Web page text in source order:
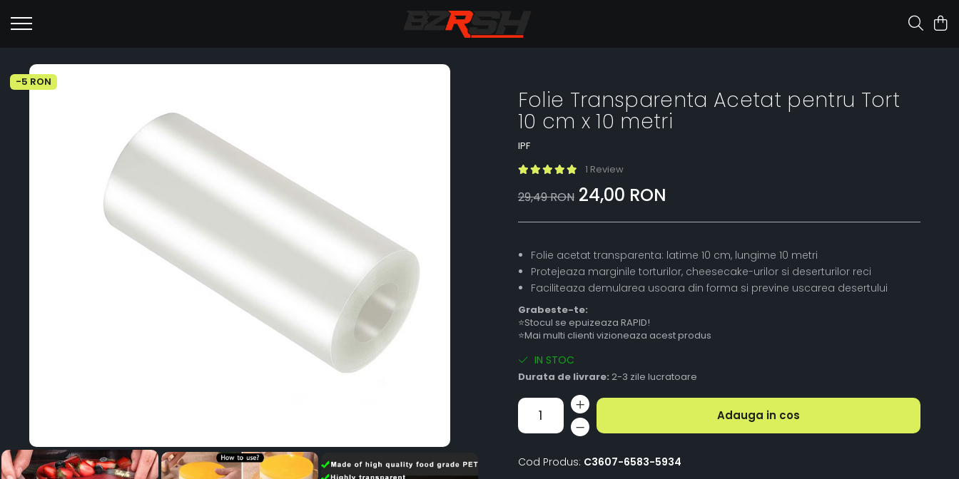
-5 RON
Folie Transparenta Acetat pentru Tort
10 cm x 10 metri
IPF
1 Review
29,49 RON 24,00 RON
Folie acetat transparenta: latime 10 cm, lungime 10 metri
Protejeaza marginile torturilor, cheesecake-urilor si deserturilor reci
Faciliteaza demularea usoara din forma si previne uscarea desertului
Grabeste-te:
⭐Stocul se epuizeaza RAPID!
⭐Mai multi clienti vizioneaza acest produs
IN STOC
Durata de livrare: 2-3 zile lucratoare
Adauga in cos
Cod Produs: C3607-6583-5934